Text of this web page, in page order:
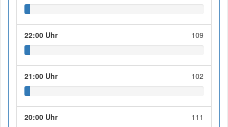
22:00 Uhr 109
21:00 Uhr 102
20:00 Uhr 111